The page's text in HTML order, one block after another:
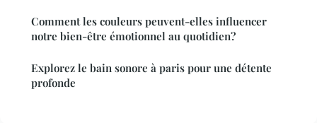
Comment les couleurs peuvent-elles influencer
notre bien-être émotionnel au quotidien?
Explorez le bain sonore à paris pour une détente
profonde